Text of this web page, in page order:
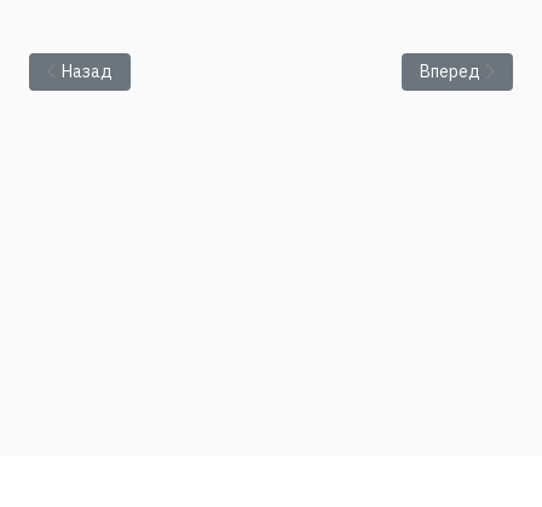
Предыдущий: Татьяна Борисовна Кошкина
Назад Следующий:
Вперед